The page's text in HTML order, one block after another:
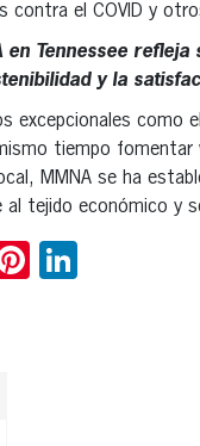
contra el COVID y
en Tennessee refleja
y la
excepcionales como
tiempo fomentar
MMNA se ha
al tejido económico y
Pinterest